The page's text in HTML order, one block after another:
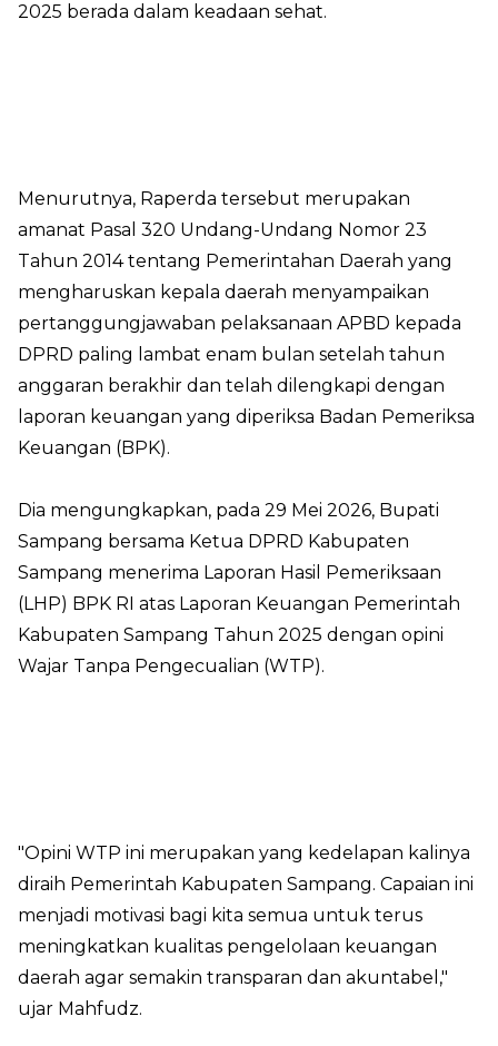
2025 berada dalam keadaan sehat.
Menurutnya, Raperda tersebut merupakan
amanat Pasal 320 Undang-Undang Nomor 23
Tahun 2014 tentang Pemerintahan Daerah yang
mengharuskan kepala daerah menyampaikan
pertanggungjawaban pelaksanaan APBD kepada
DPRD paling lambat enam bulan setelah tahun
anggaran berakhir dan telah dilengkapi dengan
laporan keuangan yang diperiksa Badan Pemeriksa
Keuangan (BPK).
Dia mengungkapkan, pada 29 Mei 2026, Bupati
Sampang bersama Ketua DPRD Kabupaten
Sampang menerima Laporan Hasil Pemeriksaan
(LHP) BPK RI atas Laporan Keuangan Pemerintah
Kabupaten Sampang Tahun 2025 dengan opini
Wajar Tanpa Pengecualian (WTP).
"Opini WTP ini merupakan yang kedelapan kalinya
diraih Pemerintah Kabupaten Sampang. Capaian ini
menjadi motivasi bagi kita semua untuk terus
meningkatkan kualitas pengelolaan keuangan
daerah agar semakin transparan dan akuntabel,"
ujar Mahfudz.